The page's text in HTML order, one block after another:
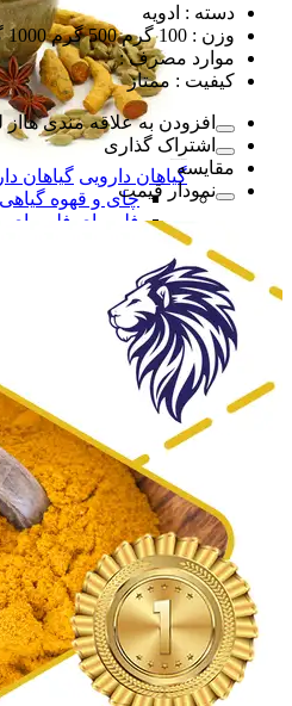
گیاهان دارویی گیاهان
چای و قهوه گیاهی
فلــه ای
فلــه ای
فلــه ای
بسته بندی
بخور گیاهی
همه دسته بندی
دمنوش و بخورهای
گلاب گلاب
عرقیات گیاهی
شربت های گیاهی
دسته : ادویه
وزن : 100 گرم 500 گرم 1000 گرم
موارد مصرف :
کیفیت : ممتاز
افزودن به علاقه مندی ها
اشتراک گذاری
مقایسه
نمودار قیمت